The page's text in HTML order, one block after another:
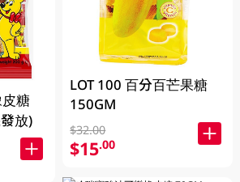
糖
放)
LOT 100 百分百芒果糖
150GM
$32.00
$15.00